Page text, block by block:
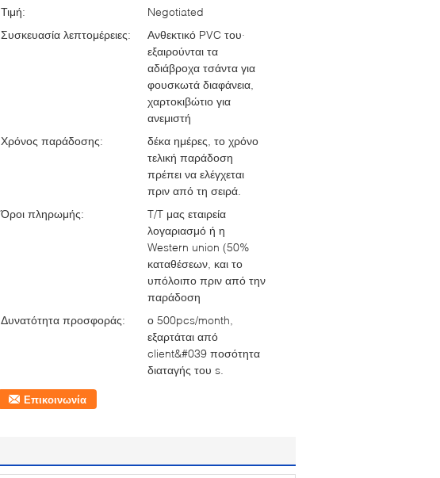
Τιμή:
Negotiated
Συσκευασία λεπτομέρειες:
Ανθεκτικό PVC του·
εξαιρούνται τα
αδιάβροχα τσάντα για
φουσκωτά διαφάνεια,
χαρτοκιβώτιο για
ανεμιστή
Χρόνος παράδοσης:
δέκα ημέρες, το χρόνο
τελική παράδοση
πρέπει να ελέγχεται
πριν από τη σειρά.
Όροι πληρωμής:
T/T μας εταιρεία
λογαριασμό ή η
Western union (50%
καταθέσεων, και το
υπόλοιπο πριν από την
παράδοση
Δυνατότητα προσφοράς:
ο 500pcs/month,
εξαρτάται από
client&#039 ποσότητα
διαταγής του s.
Επικοινωνία